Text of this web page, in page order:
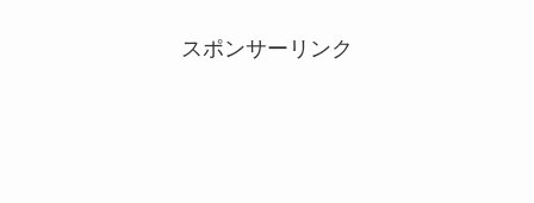
スポンサーリンク